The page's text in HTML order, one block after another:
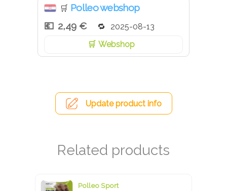
🛒 Polleo webshop
2,49 €
2025-08-13
Webshop
Update product info
Polleo Sport